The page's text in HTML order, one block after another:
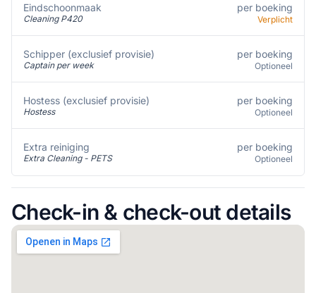
Eindschoonmaak
Cleaning P420
per boeking
Verplicht
Schipper (exclusief provisie)
Captain per week
per boeking
Optioneel
Hostess (exclusief provisie)
Hostess
per boeking
Optioneel
Extra reiniging
Extra Cleaning - PETS
per boeking
Optioneel
Check-in & check-out details